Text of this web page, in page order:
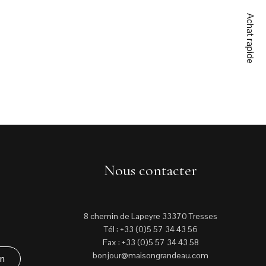
Achat rapide
Nous contacter
8 chemin de Lapeyre 33370 Tresses
Tél : +33 (0)5 57 34 43 56
Fax : +33 (0)5 57 34 43 58
bonjour@maisongrandeau.com